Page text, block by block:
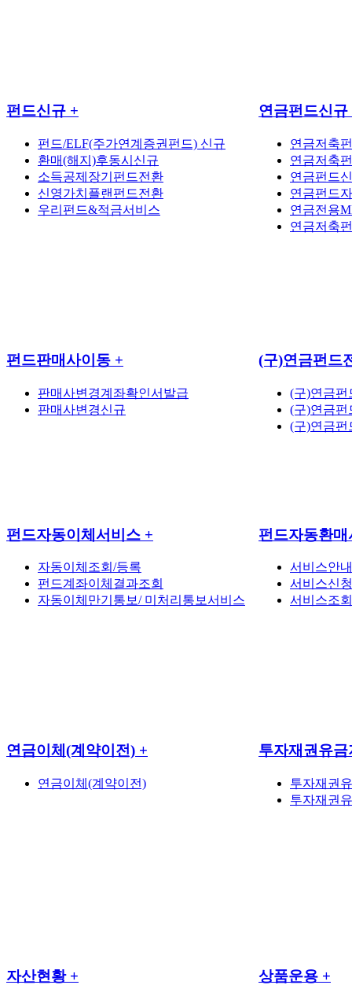
펀드신규 +
펀드/ELF(주가연계증권펀드) 신규
환매(해지)후동시신규
소득공제장기펀드전환
신영가치플랜펀드전환
우리펀드&적금서비스
연금펀드신규
연금저축
연금저축
연금펀드
연금펀드
연금전용
연금저축
펀드판매사이동 +
판매사변경계좌확인서발급
판매사변경신규
(구)연금펀드
(구)연금펀
(구)연금펀
(구)연금펀
펀드자동이체서비스 +
자동이체조회/등록
펀드계좌이체결과조회
자동이체만기통보/ 미처리통보서비스
펀드자동환
서비스안내
서비스신청
서비스조
연금이체(계약이전) +
연금이체(계약이전)
투자재권유
투자재권
투자재권
자산현황 + 상품운용 +